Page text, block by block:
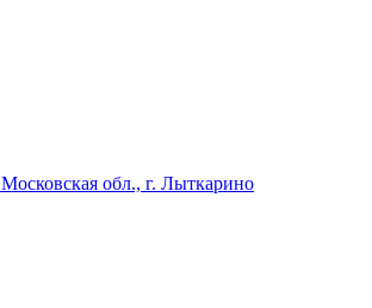
Московская обл., г. Лыткарино